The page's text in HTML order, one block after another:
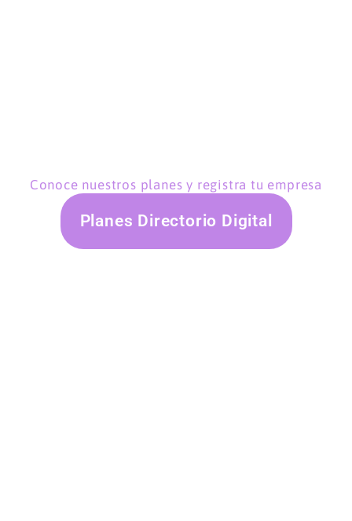
Conoce nuestros planes y registra tu empresa
Planes Directorio Digital